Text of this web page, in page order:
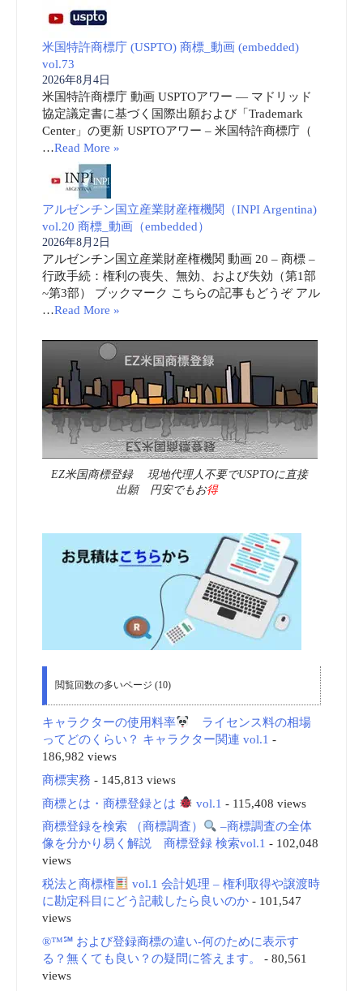
米国特許商標庁 (USPTO) 商標_動画 (embedded)
vol.73
2026年8月4日
米国特許商標庁 動画 USPTOアワー ― マドリッド
協定議定書に基づく国際出願および「Trademark
Center」の更新 USPTOアワー – 米国特許商標庁（
…Read More »
アルゼンチン国立産業財産権機関（INPI Argentina)
vol.20 商標_動画（embedded）
2026年8月2日
アルゼンチン国立産業財産権機関 動画 20 – 商標 –
行政手続：権利の喪失、無効、および失効（第1部
~第3部） ブックマーク こちらの記事もどうぞ アル
…Read More »
EZ米国商標登録 現地代理人不要でUSPTOに直接
出願 円安でもお得
閲覧回数の多いページ (10)
キャラクターの使用料率
ライセンス料の相場
ってどのくらい？ キャラクター関連 vol.1 -
186,982 views
商標実務 - 145,813 views
商標とは・商標登録とは
vol.1 - 115,408 views
商標登録を検索 （商標調査）
–商標調査の全体
像を分かり易く解説 商標登録 検索vol.1 - 102,048
views
税法と商標権
vol.1 会計処理 – 権利取得や譲渡時
に勘定科目にどう記載したら良いのか- 101,547
views
®™℠ および登録商標の違い-何のために表示す
る？無くても良い？の疑問に答えます。
- 80,561
views